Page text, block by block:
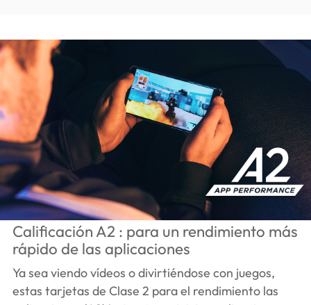
Calificación A2 : para un rendimiento más
rápido de las aplicaciones
Ya sea viendo vídeos o divirtiéndose con juegos,
estas tarjetas de Clase 2 para el rendimiento las